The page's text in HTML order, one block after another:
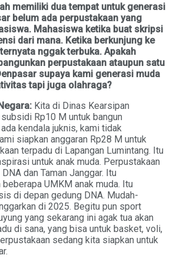
memiliki dua tempat untuk generasi
belum ada perpustakaan yang
Mahasiswa ketika buat skripsi
dari mana. Ketika berkunjung ke
nggak terbuka. Apakah
perpustakaan ataupun satu
supaya kami generasi muda
tapi juga olahraga?
Kita di Dinas Kearsipan
Rp10 M untuk bangun
kendala juknis, kami tidak
siapkan anggaran Rp28 M untuk
terpadu di Lapangan Lumintang. Itu
untuk anak muda. Perpustakaan
dan Taman Janggar. Itu
UMKM anak muda. Itu
di depan gedung DNA. Mudah-
di 2025. Begitu pun sport
yang sekarang ini agak tua akan
di sana, yang bisa untuk basket, voli,
sedang kita siapkan untuk